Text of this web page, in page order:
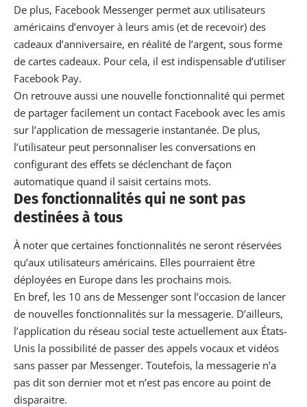
De plus, Facebook Messenger permet aux utilisateurs
américains d’envoyer à leurs amis (et de recevoir) des
cadeaux d’anniversaire, en réalité de l’argent, sous forme
de cartes cadeaux. Pour cela, il est indispensable d’utiliser
Facebook Pay.
On retrouve aussi une nouvelle fonctionnalité qui permet
de partager facilement un contact Facebook avec les amis
sur l’application de messagerie instantanée. De plus,
l’utilisateur peut personnaliser les conversations en
configurant des effets se déclenchant de façon
automatique quand il saisit certains mots.
Des fonctionnalités qui ne sont pas
destinées à tous
À noter que certaines fonctionnalités ne seront réservées
qu’aux utilisateurs américains. Elles pourraient être
déployées en Europe dans les prochains mois.
En bref, les 10 ans de Messenger sont l’occasion de lancer
de nouvelles fonctionnalités sur la messagerie. D’ailleurs,
l’application du réseau social teste actuellement aux États-
Unis la possibilité de passer des appels vocaux et vidéos
sans passer par Messenger. Toutefois, la messagerie n’a
pas dit son dernier mot et n’est pas encore au point de
disparaitre.